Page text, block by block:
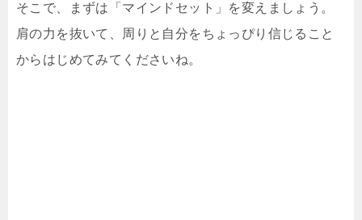
そこで、まずは「マインドセット」を変えましょう。
肩の力を抜いて、周りと自分をちょっぴり信じること
からはじめてみてくださいね。